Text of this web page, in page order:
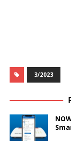
3/2023